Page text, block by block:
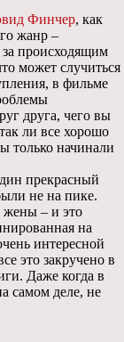
Финчер, как
жанр –
за происходящим
может случиться
в фильме
друга, чего вы
ли все хорошо
только начинали
прекрасный
не на пике.
жены – и это
на
интересной
это закручено в
Даже когда в
самом деле, не